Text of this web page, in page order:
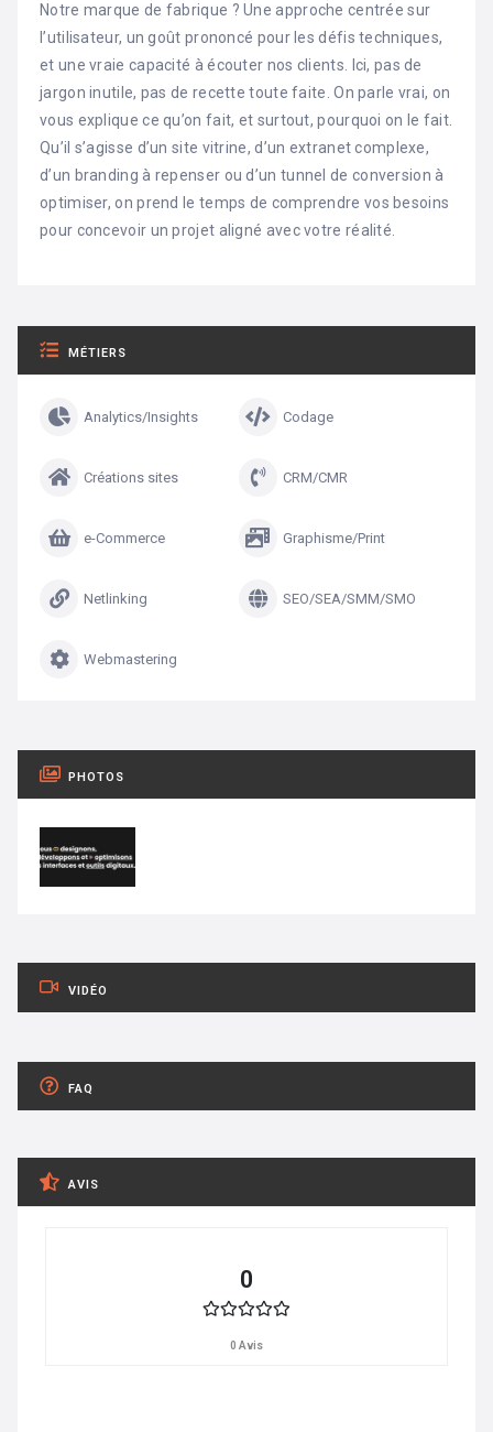
Notre marque de fabrique ? Une approche centrée sur
l’utilisateur, un goût prononcé pour les défis techniques,
et une vraie capacité à écouter nos clients. Ici, pas de
jargon inutile, pas de recette toute faite. On parle vrai, on
vous explique ce qu’on fait, et surtout, pourquoi on le fait.
Qu’il s’agisse d’un site vitrine, d’un extranet complexe,
d’un branding à repenser ou d’un tunnel de conversion à
optimiser, on prend le temps de comprendre vos besoins
pour concevoir un projet aligné avec votre réalité.
MÉTIERS
Analytics/Insights Codage
Créations sites CRM/CMR
e-Commerce Graphisme/Print
Netlinking SEO/SEA/SMM/SMO
Webmastering
PHOTOS
VIDÉO
FAQ
AVIS
0
0 Avis